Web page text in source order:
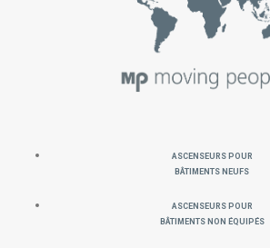
Ascenseurs pour
Bâtiments neufs
Ascenseurs pour
Bâtiments non équipés